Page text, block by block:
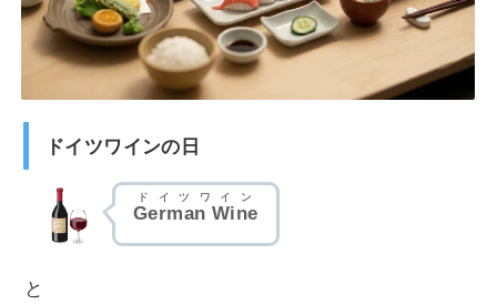
ドイツワインの日
German Wine
ドイツワイン
と